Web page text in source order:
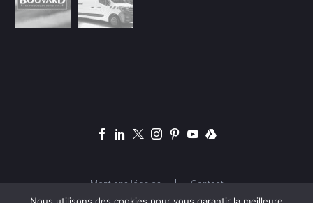
Mentions légales Contact